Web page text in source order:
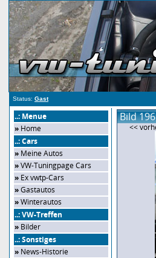
Status: Gast
..: Menue
» Home
..: Cars
» Meine Autos
»VW-Tuningpage Cars
» Ex vwtp-Cars
»Gastautos
»Winterautos
..: VW-Treffen
» Bilder
..: Sonstiges
» News-Historie
Bild 196
<<